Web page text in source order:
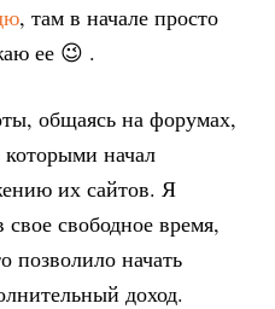
, там в начале просто
ее 😉 .
общаясь на форумах,
начал
их сайтов. Я
свободное время,
позволило начать
доход.